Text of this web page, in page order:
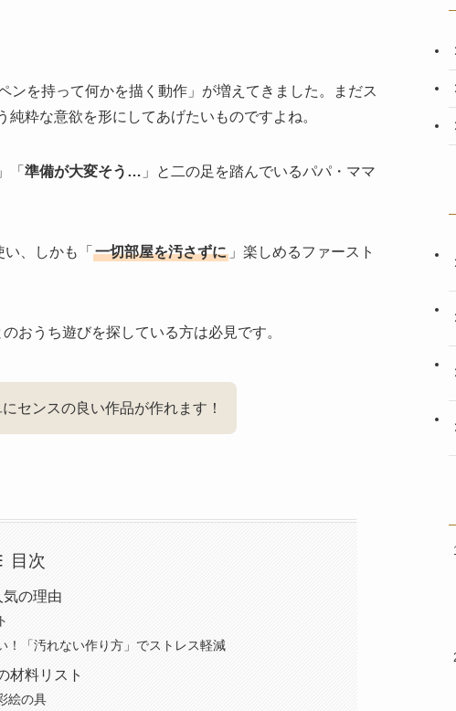
を持って何かを描く動作」が増えてきました。まだス
粋な意欲を形にしてあげたいものですよね。
」「 準備が大変そう… 」と二の足を踏んでいるパパ・ママ
、しかも「 一切部屋を汚さずに 」楽しめるファースト
おうち遊びを探している方は必見です。
センスの良い作品が作れます！
目次
の理由
！「汚れない作り方」でストレス軽減
材料リスト
絵の具